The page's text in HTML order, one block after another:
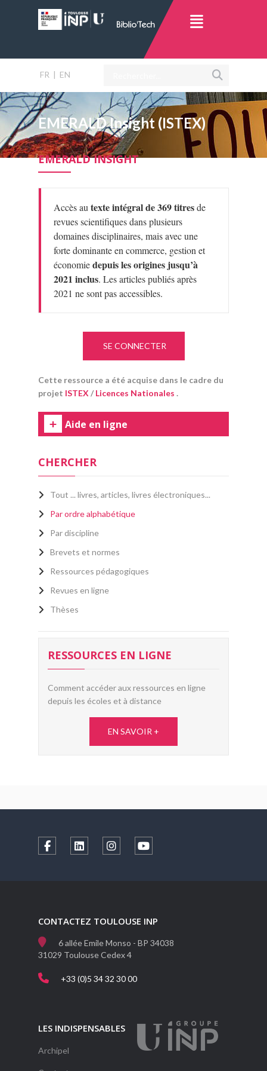
FR | EN
EMERALD Insight (ISTEX)
EMERALD INSIGHT
Accès au texte intégral de 369 titresde
revues scientifiques dans plusieurs
domaines disciplinaires, mais avec une
forte dominante en commerce, gestion et
économiedepuis les origines jusqu’à
2021 inclus. Les articles publiés après
2021 ne sont pas accessibles.
SE CONNECTER
Cette ressource a été acquise dans le cadre du
projet ISTEX /Licences Nationales .
Aide en ligne
CHERCHER
Tout ... livres, articles, livres électroniques...
Par ordre alphabétique
Par discipline
Brevets et normes
Ressources pédagogiques
Revues en ligne
Thèses
RESSOURCES EN LIGNE
Comment accéder aux ressources en ligne
depuis les écoles et à distance
EN SAVOIR +
CONTACTEZ TOULOUSE INP
6 allée Emile Monso - BP 34038
31029 Toulouse Cedex 4
+33 (0)5 34 32 30 00
LES INDISPENSABLES
Archipel